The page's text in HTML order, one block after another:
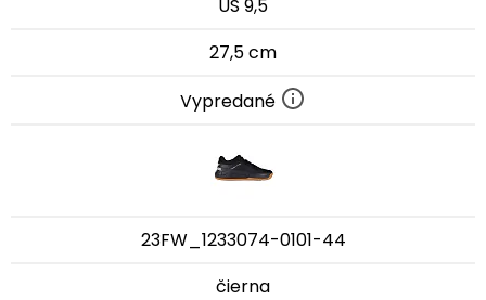
US 9,5
27,5 cm
Vypredané
23FW_1233074-0101-44
čierna